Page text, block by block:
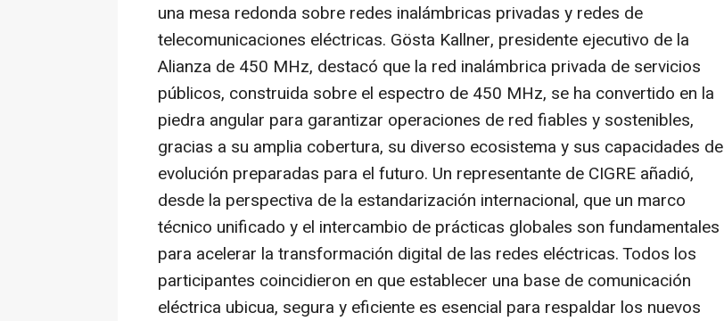
una mesa redonda sobre redes inalámbricas privadas y redes de
telecomunicaciones eléctricas. Gösta Kallner, presidente ejecutivo de la
Alianza de 450 MHz, destacó que la red inalámbrica privada de servicios
públicos, construida sobre el espectro de 450 MHz, se ha convertido en la
piedra angular para garantizar operaciones de red fiables y sostenibles,
gracias a su amplia cobertura, su diverso ecosistema y sus capacidades de
evolución preparadas para el futuro. Un representante de CIGRE añadió,
desde la perspectiva de la estandarización internacional, que un marco
técnico unificado y el intercambio de prácticas globales son fundamentales
para acelerar la transformación digital de las redes eléctricas. Todos los
participantes coincidieron en que establecer una base de comunicación
eléctrica ubicua, segura y eficiente es esencial para respaldar los nuevos